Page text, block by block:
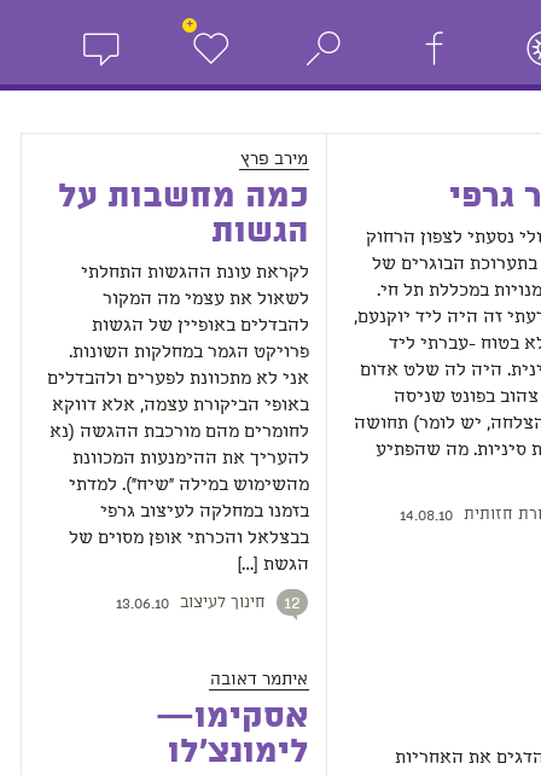
+
גרפי
נסעתי לצפון הרחוק
בתערוכת הבוגרים של
במכללת תל חי.
זה היה ליד יוקנעם,
בטוח -עברתי ליד
היה לה שלט אדום
בפונט שניסה
יש לומר) תחושה
סיניות. מה שהפתיע
חזותית 14.08.10
מירב פרץ
כמה מחשבות על
הגשות
לקראת עונת ההגשות התחלתי
לשאול את עצמי מה המקור
להבדלים באופיין של הגשות
פרויקט הגמר במחלקות השונות.
אני לא מתכוונת לפערים ולהבדלים
באופי הביקורת עצמה, אלא דווקא
לחומרים מהם מורכבת ההגשה (נא
להעריך את ההימנעות המכוונת
מהשימוש במילה "שיח"). למדתי
בזמנו במחלקה לעיצוב גרפי
בבצלאל והכרתי אופן מסוים של
הגשת […]
12 חינוך לעיצוב 13.06.10
את האחריות
איתמר דאובה
אסקימו—
לימונצ'לו